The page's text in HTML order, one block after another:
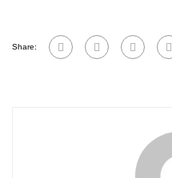
Share: